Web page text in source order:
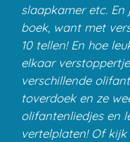
slaapkamer etc.
boek, want met
10 tellen! En hoe
elkaar
verschillende
toverdoek en ze
olifantenliedjes en
vertelplaten! Of